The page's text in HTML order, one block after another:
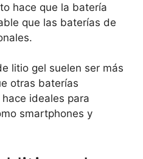
hace que la batería
que las baterías de
litio gel suelen ser más
otras baterías
ideales para
smartphones y